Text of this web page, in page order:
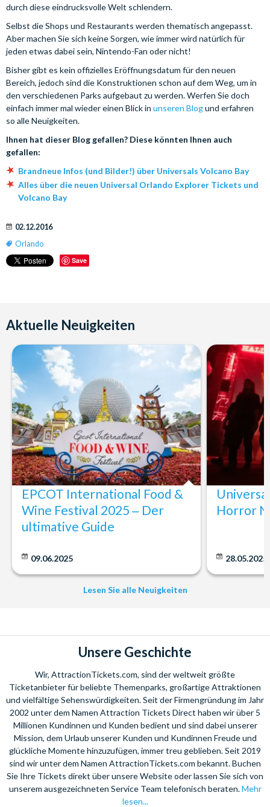
durch diese eindrucksvolle Welt schlendern.
Selbst die Shops und Restaurants werden thematisch angepasst.
Aber machen Sie sich keine Sorgen, wie immer wird natürlich für
jeden etwas dabei sein, Nintendo-Fan oder nicht!
Bisher gibt es kein offizielles Eröffnungsdatum für den neuen
Bereich, jedoch sind die Konstruktionen schon auf dem Weg, um in
den verschiedenen Parks aufgebaut zu werden. Werfen Sie doch
einfach immer mal wieder einen Blick in unseren Blogund erfahren
so alle Neuigkeiten.
Ihnen hat dieser Blog gefallen? Diese könnten Ihnen auch
gefallen:
Brandneue Infos (und Bilder!) über Universals Volcano Bay
Alles über die neuen Universal Orlando Explorer Tickets und
Volcano Bay
02.12.2016
Orlando
Save
Aktuelle Neuigkeiten
EPCOT International Food &
Wine Festival 2025 ‒ Der
ultimative Guide
09.06.2025
Horror
28.05.2025
Lesen Sie alle Neuigkeiten
Unsere Geschichte
Wir, AttractionTickets.com, sind der weltweit größte
Ticketanbieter für beliebte Themenparks, großartige Attraktionen
und vielfältige Sehenswürdigkeiten. Seit der Firmengründung im Jahr
2002 unter dem Namen Attraction Tickets Direct haben wir über 5
Millionen Kundinnen und Kunden bedient und sind dabei unserer
Mission, dem Urlaub unserer Kunden und Kundinnen Freude und
glückliche Momente hinzuzufügen, immer treu geblieben. Seit 2019
sind wir unter dem Namen AttractionTickets.com bekannt. Buchen
Sie Ihre Tickets direkt über unsere Website oder lassen Sie sich von
unserem ausgezeichneten Service Team telefonisch beraten.Mehr
lesen...